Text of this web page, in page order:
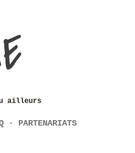
ailleurs
PARTENARIATS